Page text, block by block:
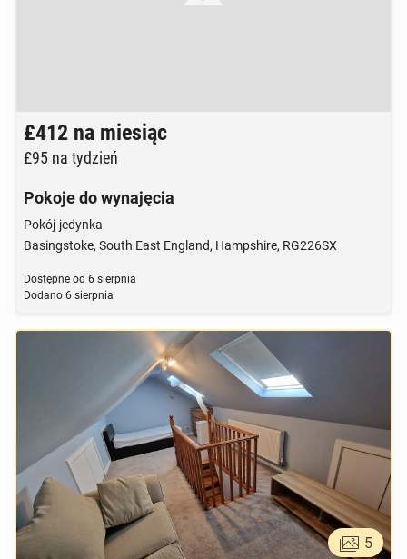
Brak zdjęcia
£412 na miesiąc
£95 na tydzień
Pokoje do wynajęcia
Pokój-jedynka
Basingstoke, South East England, Hampshire, RG226SX
Dostępne od 6 sierpnia
Dodano 6 sierpnia
5